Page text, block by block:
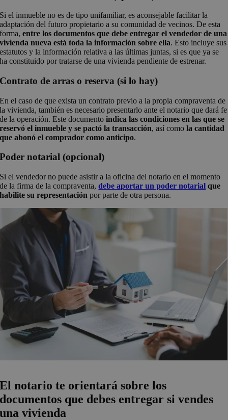
Si el inmueble no es de tipo unifamiliar, es aconsejable facilitar la
adaptación del futuro propietario a su comunidad de vecinos. De esta
forma,entre los documentos que debe entregar el vendedor de una
vivienda nueva está toda la información sobre ella. Esto incluye sus
estatutos y la información relativa a las últimas juntas, si es que ya se
ha constituido por tratarse de una vivienda pendiente de estrenar.
Contrato de arras o reserva (si lo hay)
En el caso de que exista un contrato previo a la propia compraventa de
la vivienda, también es necesario presentarlo ante el notario que dará fe
de la operación. Este documentoindica las condiciones en las que se
reservó el inmueble y se pactó la transacción, así comola cantidad
que abonó el comprador como anticipo.
Poder notarial (opcional)
Si el vendedor no puede asistir a la oficina del notario en el momento
de la firma de la compraventa,debe aportar un poder notarial que
habilite su representación por parte de otra persona.
El notario te orientará sobre los
documentos que debes entregar si vendes
una vivienda